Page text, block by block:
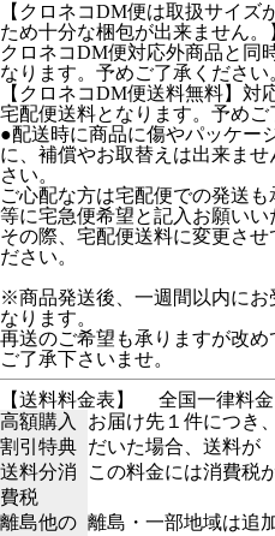
【クロネコDM便は取扱サイズ
ため十分な梱包が出来ません。
クロネコDM便対応外商品と同
なります。予めご了承ください
【クロネコDM便送料無料】対
宅配便送料となります。予めご
●配送時に商品に傷やパッケー
に、補償やお取替えは出来ま
さい。
ご心配な方は宅配便での発送
等に宅急便希望と記入お願いい
その際、宅配便送料に変更さ
ださい。
※商品発送後、一週間以内にお
なります。
再送のご希望も承りますが改め
ご了承下さいませ。
【送料料金表】
全国一律料金
高額購入
割引特典
お届け先１件につき
だいた場合、送料が
送料分消
費税
この料金には消費税
離島他の 離島・一部地域は追